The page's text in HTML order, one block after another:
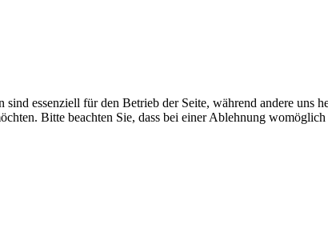
essenziell für den Betrieb der Seite, während andere uns
Bitte beachten Sie, dass bei einer Ablehnung